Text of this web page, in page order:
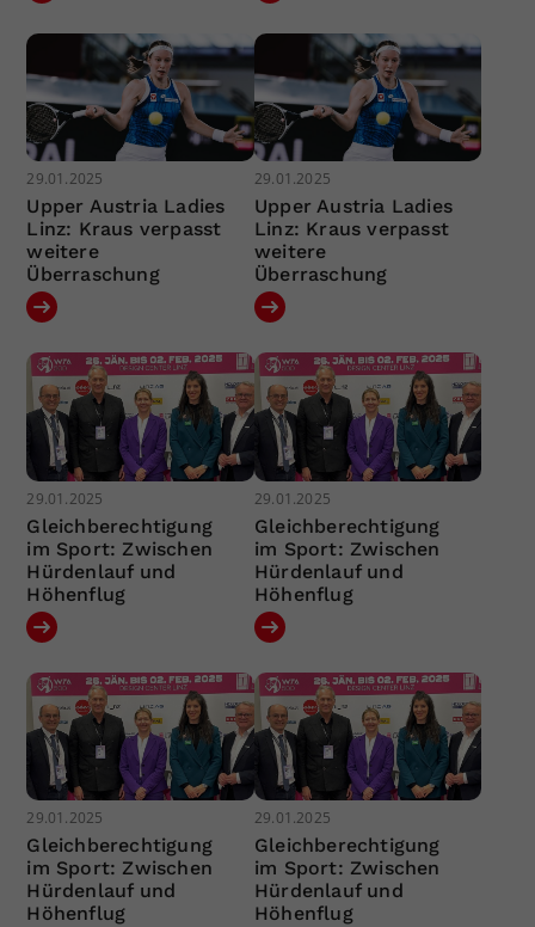
29.01.2025
Upper Austria Ladies
Linz: Kraus verpasst
weitere
Überraschung
29.01.2025
Upper Austria Ladies
Linz: Kraus verpasst
weitere
Überraschung
29.01.2025
Gleichberechtigung
im Sport: Zwischen
Hürdenlauf und
Höhenflug
29.01.2025
Gleichberechtigung
im Sport: Zwischen
Hürdenlauf und
Höhenflug
29.01.2025
Gleichberechtigung
im Sport: Zwischen
Hürdenlauf und
Höhenflug
29.01.2025
Gleichberechtigung
im Sport: Zwischen
Hürdenlauf und
Höhenflug